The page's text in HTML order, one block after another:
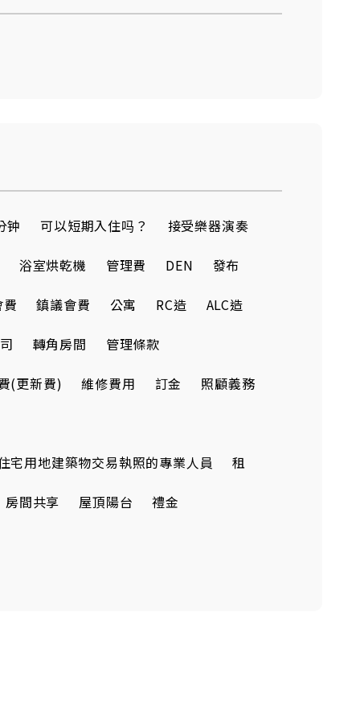
钟 可以短期入住吗？ 接受樂器演奏
浴室烘乾機 管理費 DEN 發布
鎮議會費 公寓 RC造 ALC造
轉角房間 管理條款
(更新費) 維修費用 訂金 照顧義務
宅用地建築物交易執照的專業人員 租
房間共享 屋頂陽台 禮金